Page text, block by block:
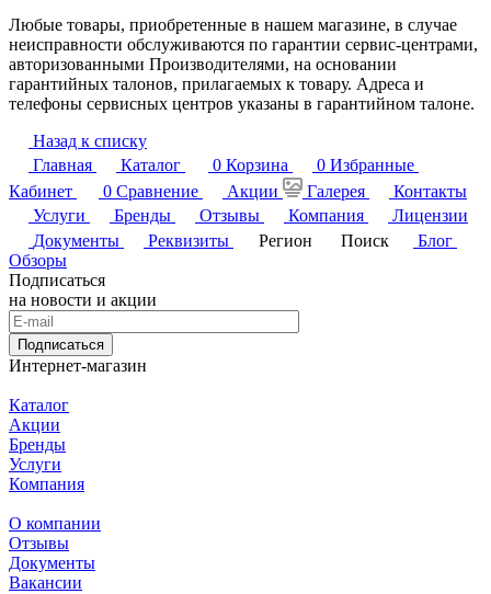
Любые товары, приобретенные в нашем магазине, в случае
неисправности обслуживаются по гарантии сервис-центрами,
авторизованными Производителями, на основании
гарантийных талонов, прилагаемых к товару. Адреса и
телефоны сервисных центров указаны в гарантийном талоне.
Назад к списку
Главная
Каталог 0 Корзина 0 Избранные
Кабинет
0 Сравнение Акции Галерея
Контакты
Услуги
Бренды Отзывы Компания
Лицензии
Документы
Реквизиты Регион Поиск
Блог
Обзоры
Подписаться
на новости и акции
Подписаться
Интернет-магазин
Каталог
Акции
Бренды
Услуги
Компания
О компании
Отзывы
Документы
Вакансии